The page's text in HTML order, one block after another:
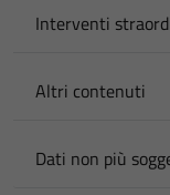
Interventi
Altri contenuti
Dati non più